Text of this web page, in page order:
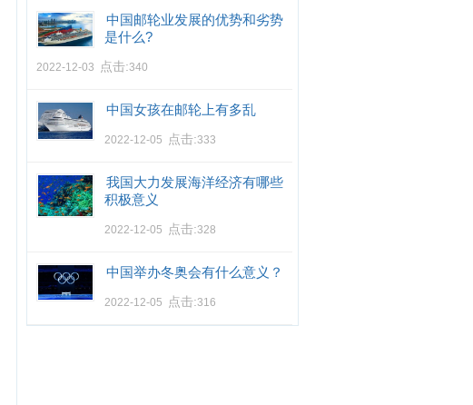
中国邮轮业发展的优势和劣势
是什么?
2022-12-03 点击:340
中国女孩在邮轮上有多乱
2022-12-05 点击:333
我国大力发展海洋经济有哪些
积极意义
2022-12-05 点击:328
中国举办冬奥会有什么意义？
2022-12-05 点击:316